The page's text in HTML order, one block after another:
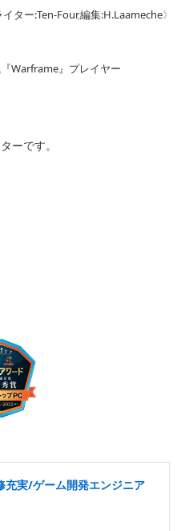
イター:Ten-Four,編集:H.Laameche》
Warframe』プレイヤー
ーです。
実/ゲーム開発エンジニア